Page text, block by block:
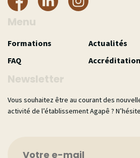
Menu
Formations
Actualités
FAQ
Newsletter
Vous souhaitez être au courant des
activité de l’établissement Agapê ?